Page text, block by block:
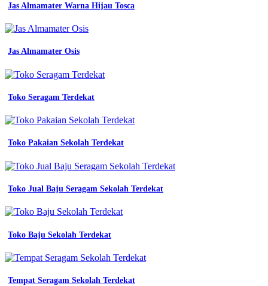
jual
seragam
pria
wanita
biru
navy
karyawan
kementrian
konveksi
seragam
di
medan
bordir
jual
seragam
Jas Almamater Warna Hijau Tosca
Jas Almamater Osis
Toko Seragam Terdekat
Toko Pakaian Sekolah Terdekat
Toko Jual Baju Seragam Sekolah Terdekat
Toko Baju Sekolah Terdekat
Tempat Seragam Sekolah Terdekat